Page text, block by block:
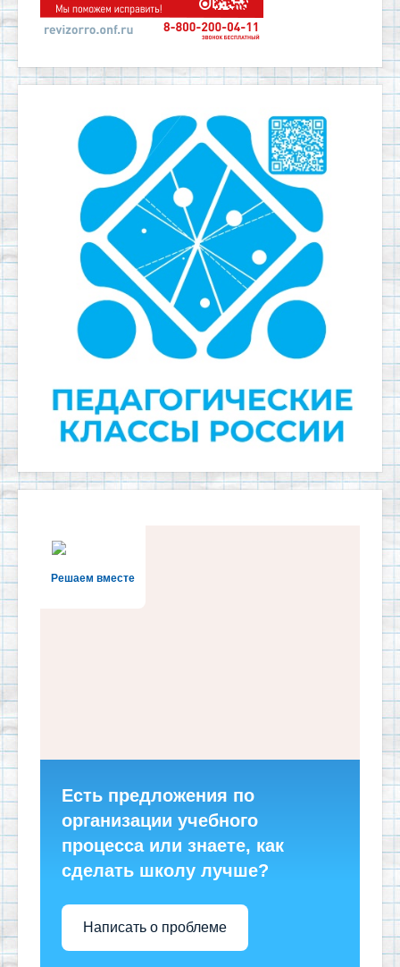
Решаем вместе
Есть предложения по
организации учебного
процесса или знаете, как
сделать школу лучше?
Написать о проблеме